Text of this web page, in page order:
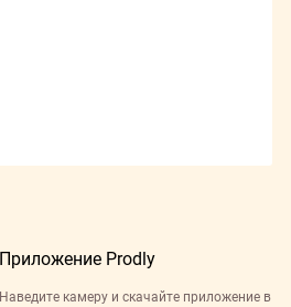
Приложение Prodly
Наведите камеру и скачайте приложение в